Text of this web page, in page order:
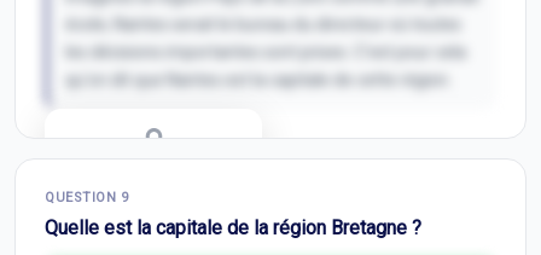
qu'on dit que Nantes est la capitale de cette région.
QUESTION 9
Quelle est la capitale de la région Bretagne ?